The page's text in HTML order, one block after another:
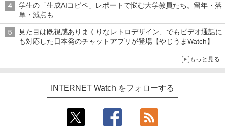
学生の「生成AIコピペ」レポートで悩む大学教員たち。留年・落
単・減点も
見た目は既視感ありまくりなレトロデザイン、でもビデオ通話に
も対応した日本発のチャットアプリが登場【やじうまWatch】
もっと見る
INTERNET Watch をフォローする